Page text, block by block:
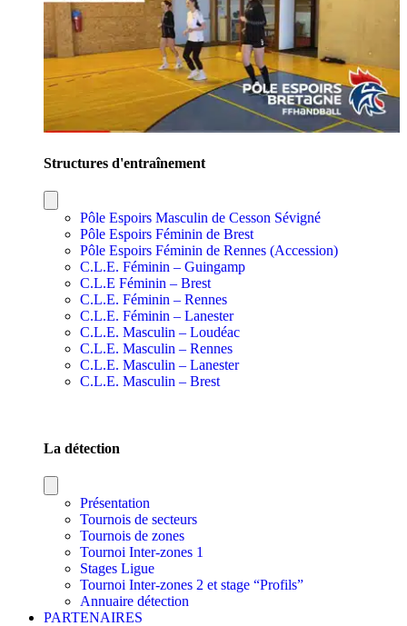
Structures d'entraînement
Pôle Espoirs Masculin de Cesson Sévigné
Pôle Espoirs Féminin de Brest
Pôle Espoirs Féminin de Rennes (Accession)
C.L.E. Féminin – Guingamp
C.L.E Féminin – Brest
C.L.E. Féminin – Rennes
C.L.E. Féminin – Lanester
C.L.E. Masculin – Loudéac
C.L.E. Masculin – Rennes
C.L.E. Masculin – Lanester
C.L.E. Masculin – Brest
La détection
Présentation
Tournois de secteurs
Tournois de zones
Tournoi Inter-zones 1
Stages Ligue
Tournoi Inter-zones 2 et stage “Profils”
Annuaire détection
PARTENAIRES